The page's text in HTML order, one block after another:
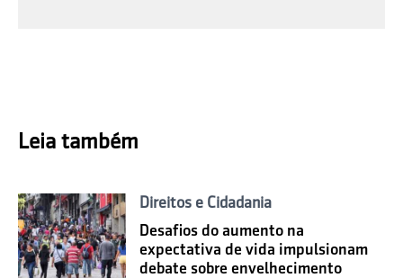
Leia também
Direitos e Cidadania
Desafios do aumento na
expectativa de vida impulsionam
debate sobre envelhecimento